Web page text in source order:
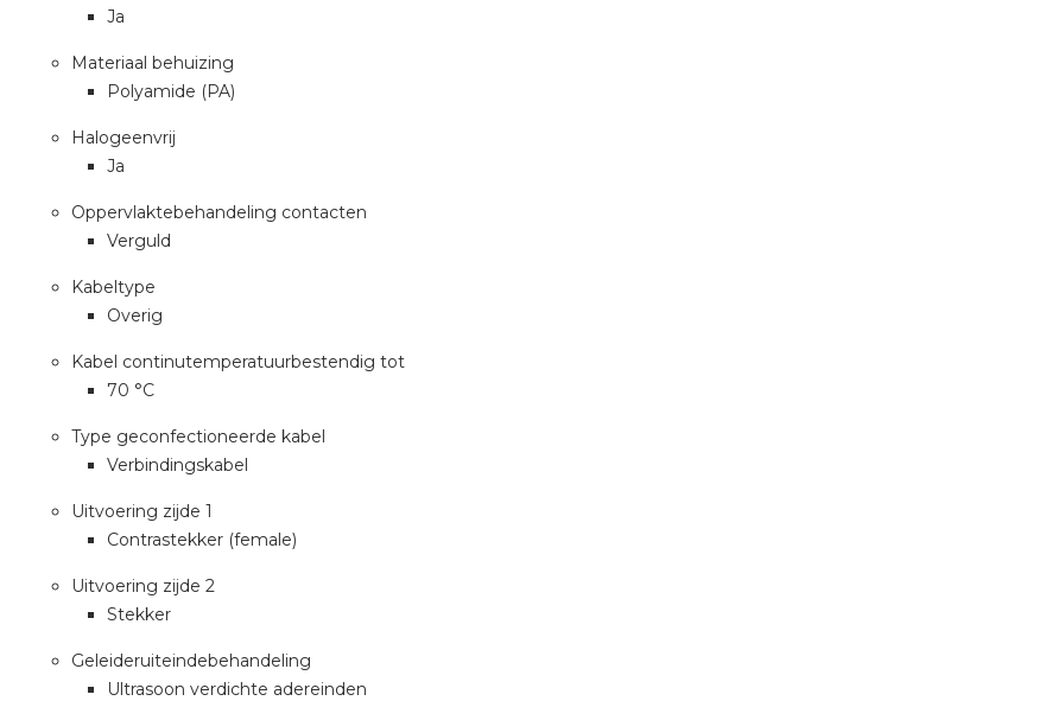
Ja
Materiaal behuizing
Polyamide (PA)
Halogeenvrij
Ja
Oppervlaktebehandeling contacten
Verguld
Kabeltype
Overig
Kabel continutemperatuurbestendig tot
70 °C
Type geconfectioneerde kabel
Verbindingskabel
Uitvoering zijde 1
Contrastekker (female)
Uitvoering zijde 2
Stekker
Geleideruiteindebehandeling
Ultrasoon verdichte adereinden